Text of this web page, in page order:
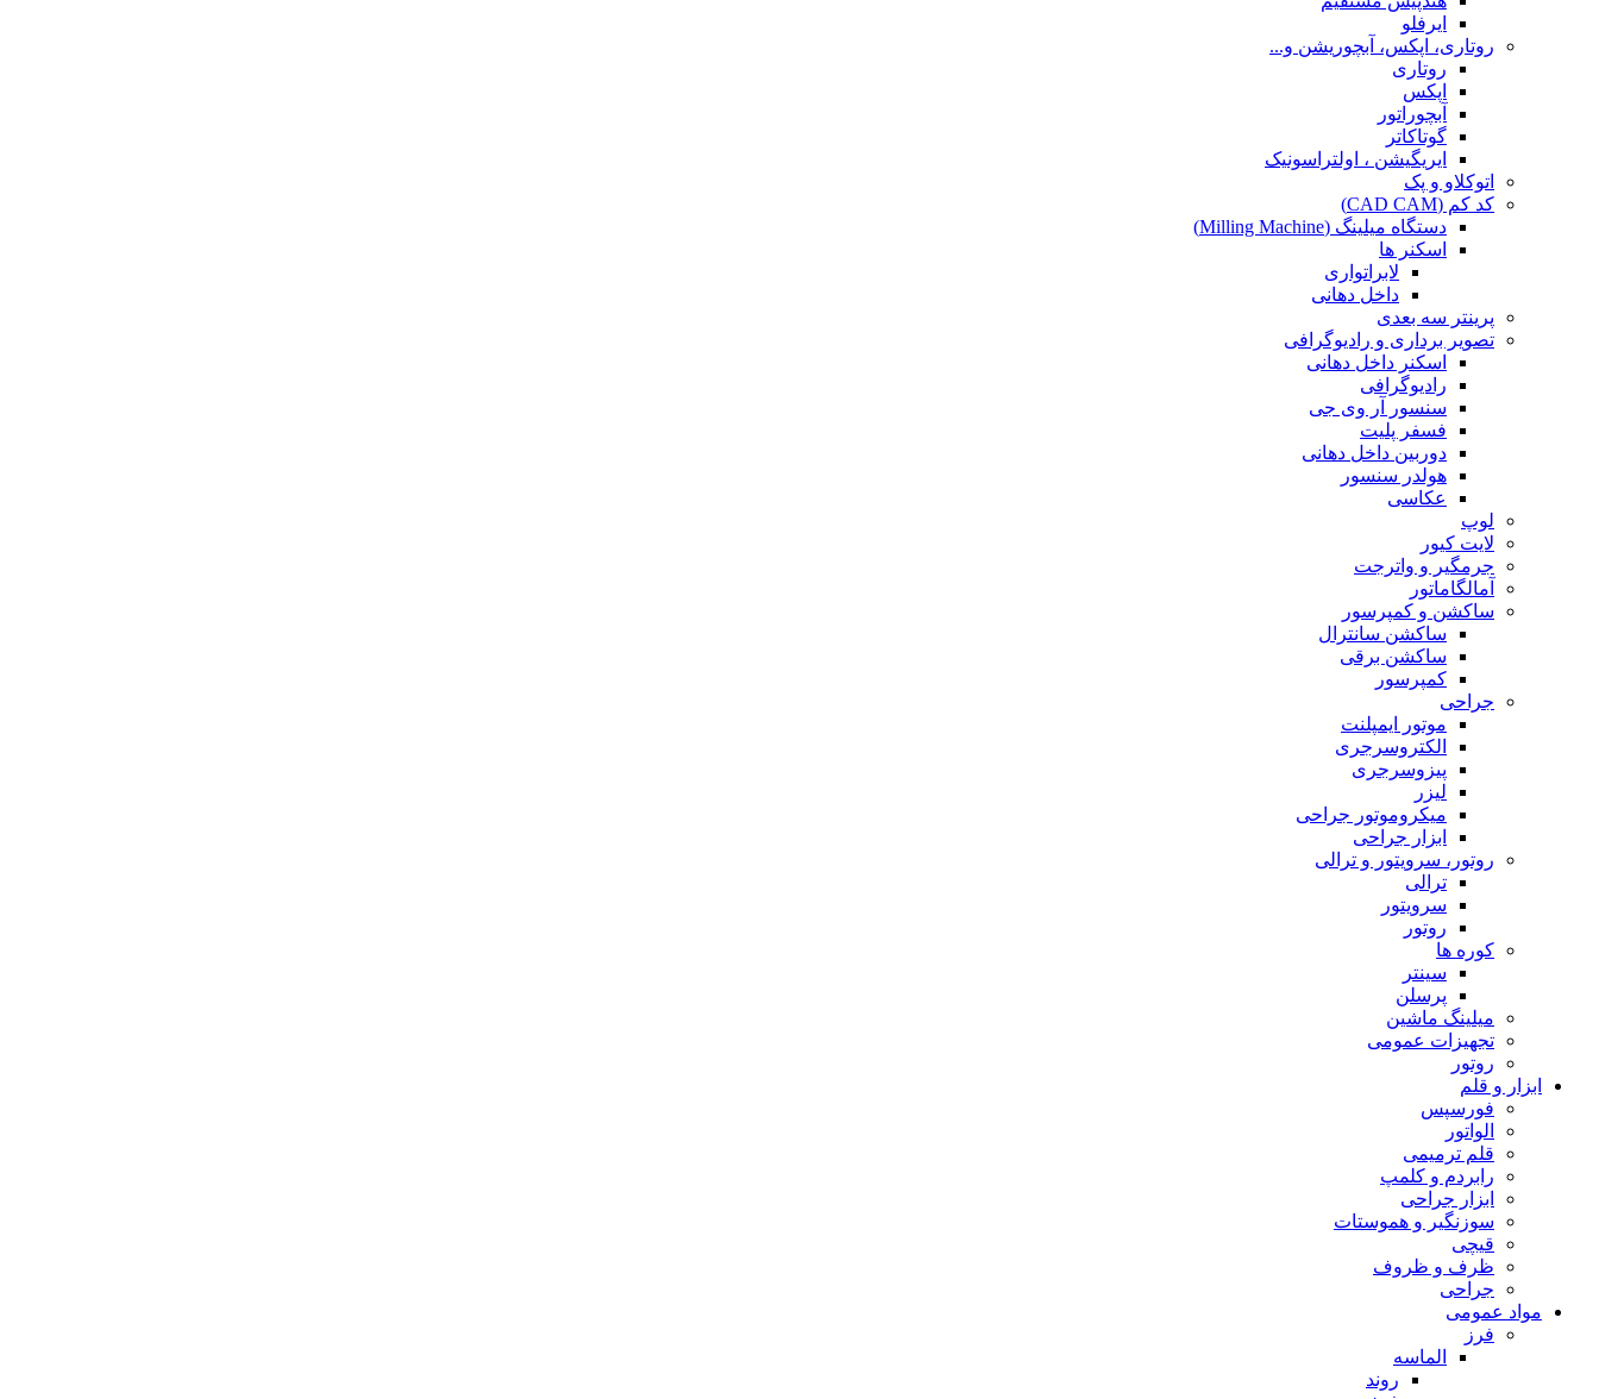
ایرفلو
روتاری، اپکس، آبچوریشن و...
روتاری
اپکس
آبچوراتور
گوتاکاتر
ایریگیشن ، اولتراسونیک
اتوکلاو و پک
کد کم (CAD CAM)
دستگاه میلینگ (Milling Machine)
اسکنر ها
لابراتواری
داخل دهانی
پرینتر سه بعدی
تصویر برداری و رادیوگرافی
اسکنر داخل دهانی
رادیوگرافی
سنسور آر وی جی
فسفر پلیت
دوربین داخل دهانی
هولدر سنسور
عکاسی
لوپ
لایت کیور
جرمگیر و واترجت
آمالگاماتور
ساکشن و کمپرسور
ساکشن سانترال
ساکشن برقی
کمپرسور
جراحی
موتور ایمپلنت
الکتروسرجری
پیزوسرجری
لیزر
میکروموتور جراحی
ابزار جراحی
روتور، سرویتور و ترالی
ترالی
سرویتور
روتور
کوره ها
سینتر
پرسلن
میلینگ ماشین
تجهیزات عمومی
روتور
ابزار و قلم
فورسپس
الواتور
قلم ترمیمی
رابردم و کلمپ
ابزار جراحی
سوزنگیر و هموستات
قیچی
ظرف و ظروف
جراحی
مواد عمومی
فرز
الماسه
روند